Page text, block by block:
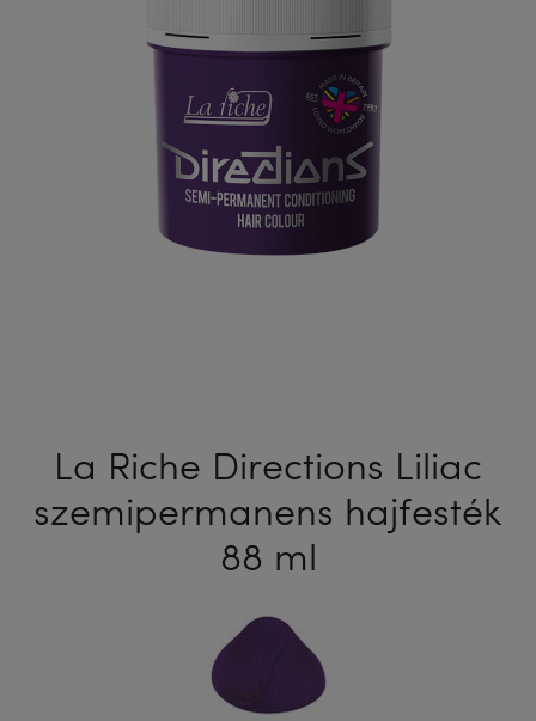
La Riche Directions Liliac
szemipermanens hajfesték
88 ml